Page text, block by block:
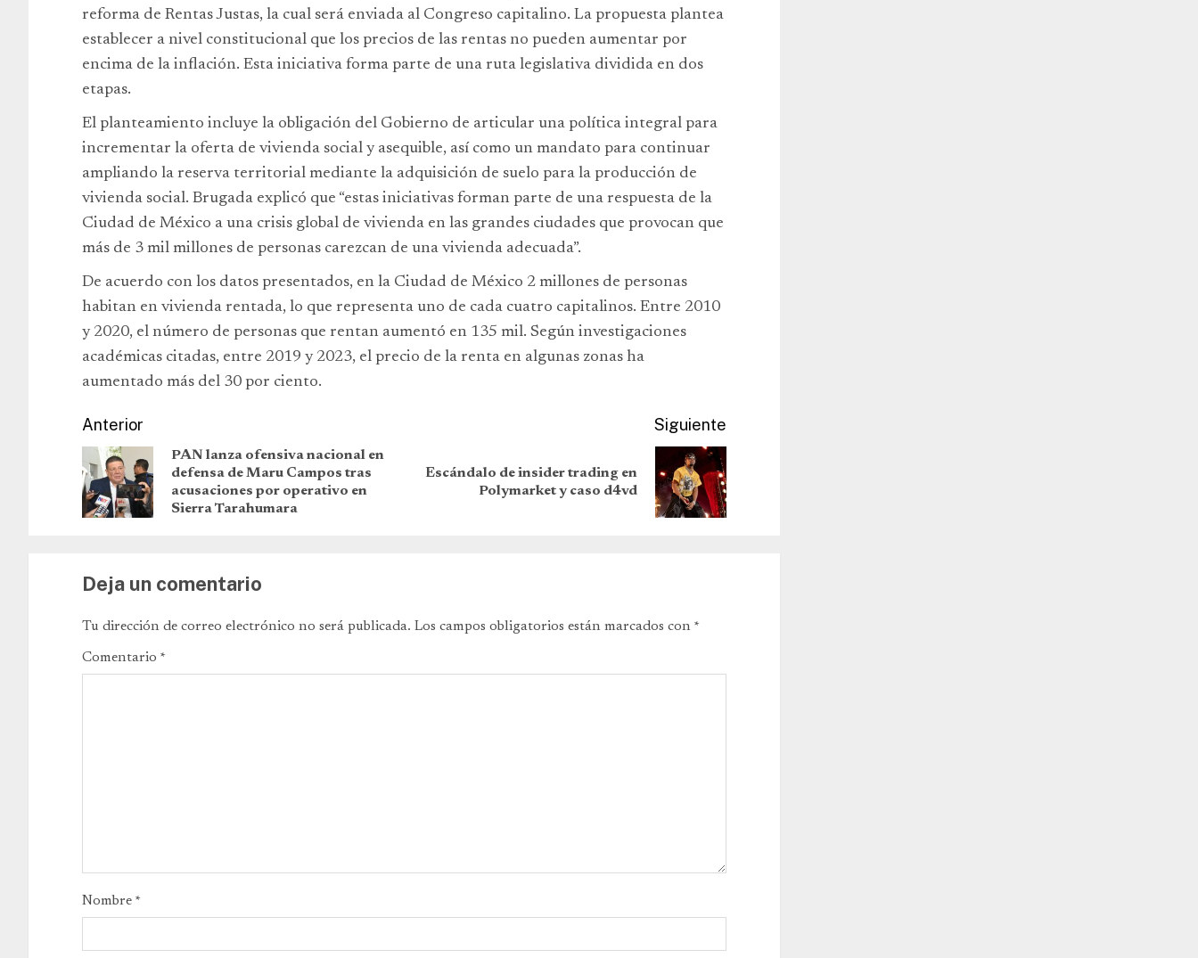
reforma de Rentas Justas, la cual será enviada al Congreso capitalino. La propuesta plantea
establecer a nivel constitucional que los precios de las rentas no pueden aumentar por
encima de la inflación. Esta iniciativa forma parte de una ruta legislativa dividida en dos
etapas.
El planteamiento incluye la obligación del Gobierno de articular una política integral para
incrementar la oferta de vivienda social y asequible, así como un mandato para continuar
ampliando la reserva territorial mediante la adquisición de suelo para la producción de
vivienda social. Brugada explicó que “estas iniciativas forman parte de una respuesta de la
Ciudad de México a una crisis global de vivienda en las grandes ciudades que provocan que
más de 3 mil millones de personas carezcan de una vivienda adecuada”.
De acuerdo con los datos presentados, en la Ciudad de México 2 millones de personas
habitan en vivienda rentada, lo que representa uno de cada cuatro capitalinos. Entre 2010
y 2020, el número de personas que rentan aumentó en 135 mil. Según investigaciones
académicas citadas, entre 2019 y 2023, el precio de la renta en algunas zonas ha
aumentado más del 30 por ciento.
Anterior
PAN lanza ofensiva nacional en
defensa de Maru Campos tras
acusaciones por operativo en
Sierra Tarahumara
Siguiente
Escándalo de insider trading en
Polymarket y caso d4vd
Deja un comentario
Tu dirección de correo electrónico no será publicada. Los campos obligatorios están marcados con *
Comentario *
Nombre *